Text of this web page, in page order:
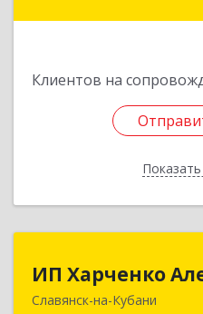
Клиентов на
ИП Харченко
Славянск-на-Кубани
ИП Харченко
353 579,